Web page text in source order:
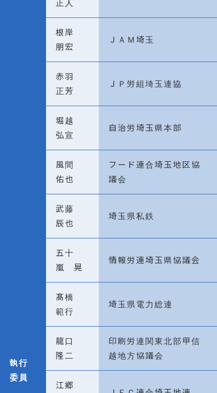
執行
委員
正人
根岸
朋宏
ＪＡＭ埼玉
赤羽
正芳
ＪＰ労組埼玉連協
堀越
弘宣
自治労埼玉県本部
風間
佑也
フード連合埼玉地区協
議会
武藤
辰也
埼玉県私鉄
五十
嵐 晃
情報労連埼玉県協議会
髙橋
範行
埼玉県電力総連
龍口
隆二
印刷労連関東北部甲信
越地方協議会
江郷